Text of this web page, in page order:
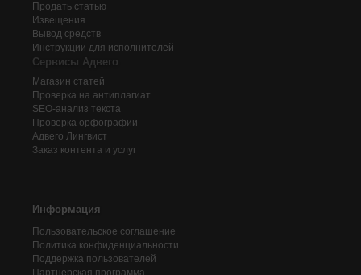
Продать статью
Извещения
Вывод средств
Инструкции для исполнителей
Сервисы Адвего
Магазин статей
Проверка на антиплагиат
SEO-анализ текста
Проверка орфографии
Адвего Лингвист
Заказ контента и услуг
Информация
Пользовательское соглашение
Политика конфиденциальности
Поддержка пользователей
Партнерская программа